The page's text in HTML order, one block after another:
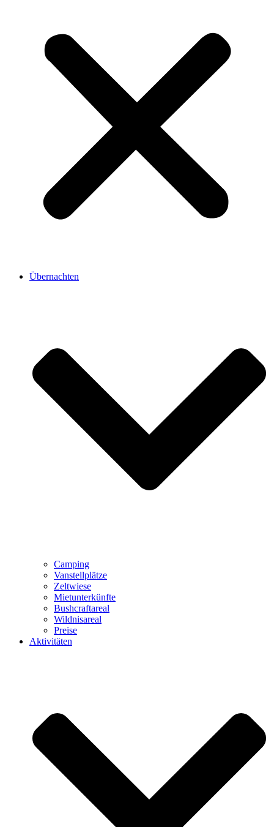
Übernachten
Camping
Vanstellplätze
Zeltwiese
Mietunterkünfte
Bushcraftareal
Wildnisareal
Preise
Aktivitäten